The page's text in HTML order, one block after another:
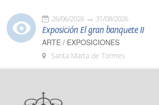
26/06/2026 31/08/2026
Exposición El gran banquete II
ARTE / EXPOSICIONES
Santa Marta de Tormes